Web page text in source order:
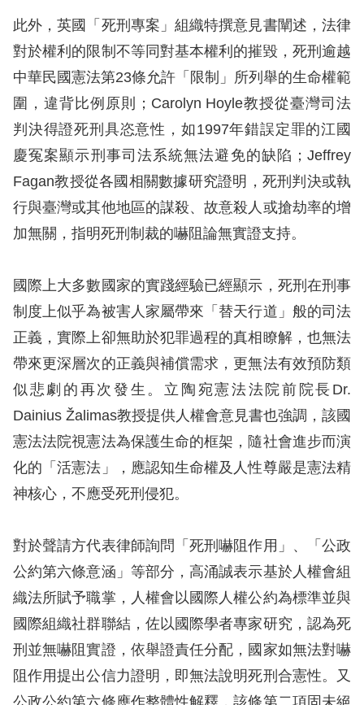
無
礙
快
捷
鍵
請
選
語
言
兒少版
回
首
頁
網
導
覽
網
站
安
此外，英國「死刑專案」組織特撰意見書闡述，法律
對於權利的限制不等同對基本權利的摧毀，死刑逾越
中華民國憲法第23條允許「限制」所列舉的生命權範
圍，違背比例原則；Carolyn Hoyle教授從臺灣司法
判決得證死刑具恣意性，如1997年錯誤定罪的江國
慶冤案顯示刑事司法系統無法避免的缺陷；Jeffrey
Fagan教授從各國相關數據研究證明，死刑判決或執
行與臺灣或其他地區的謀殺、故意殺人或搶劫率的增
加無關，指明死刑制裁的嚇阻論無實證支持。
國際上大多數國家的實踐經驗已經顯示，死刑在刑事
制度上似乎為被害人家屬帶來「替天行道」般的司法
正義，實際上卻無助於犯罪過程的真相瞭解，也無法
帶來更深層次的正義與補償需求，更無法有效預防類
似悲劇的再次發生。立陶宛憲法法院前院長Dr.
Dainius Žalimas教授提供人權會意見書也強調，該國
憲法法院視憲法為保護生命的框架，隨社會進步而演
化的「活憲法」，應認知生命權及人性尊嚴是憲法精
神核心，不應受死刑侵犯。
對於聲請方代表律師詢問「死刑嚇阻作用」、「公政
公約第六條意涵」等部分，高涌誠表示基於人權會組
織法所賦予職掌，人權會以國際人權公約為標準並與
國際組織社群聯結，佐以國際學者專家研究，認為死
刑並無嚇阻實證，依舉證責任分配，國家如無法對嚇
阻作用提出公信力證明，即無法說明死刑合憲性。又
公政公約第六條應作整體性解釋，該條第二項固未絕